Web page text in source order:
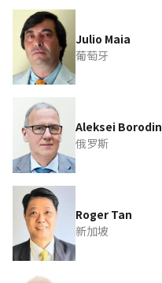
Julio Maia
葡萄牙
Aleksei Borodin
俄罗斯
Roger Tan
新加坡